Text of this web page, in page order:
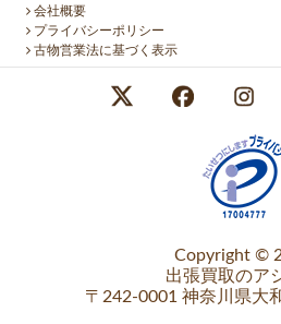
会社概要
プライバシーポリシー
古物営業法に基づく表示
Copyright ©
出張買取のア
〒242-0001 神奈川県大